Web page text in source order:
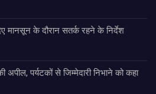
मानसून के दौरान सतर्क रहने के निर्देश
अपील, पर्यटकों से जिम्मेदारी निभाने को कहा